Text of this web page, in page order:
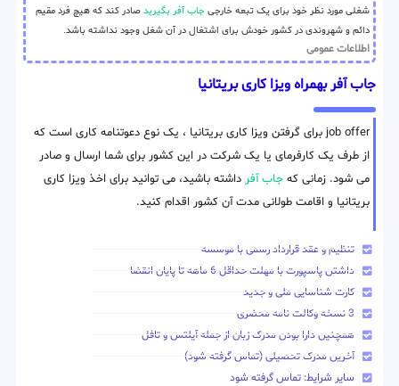
شغلی مورد نظر خود برای یک تبعه خارجی جاب آفر بگیرید صادر کند که هیچ فرد مقیم
دائم و شهروندی در کشور خودش برای اشتغال در آن شغل وجود نداشته باشد.
اطلاعات عمومی
جاب آفر بهمراه ویزا کاری بریتانیا
job offer برای گرفتن ویزا کاری بریتانیا ، یک نوع دعوتنامه کاری است که
از طرف یک کارفرمای یا یک شرکت در این کشور برای شما ارسال و صادر
می شود. زمانی که جاب آفر داشته باشید، می توانید برای اخذ ویزا کاری
بریتانیا و اقامت طولانی مدت آن کشور اقدام کنید.
تنظیم و عقد قرارداد رسمی با موسسه
داشتن پاسپورت با مهلت حداقل 6 ماهه تا پایان انقضا
کارت شناسایی ملی و جدید
3 نسخه وکالت نامه محضری
همچنین دارا بودن مدرک زبان از جمله آیلتس و تافل
آخرین مدرک تحصیلی (تماس گرفته شود)
سایر شرایط: تماس گرفته شود